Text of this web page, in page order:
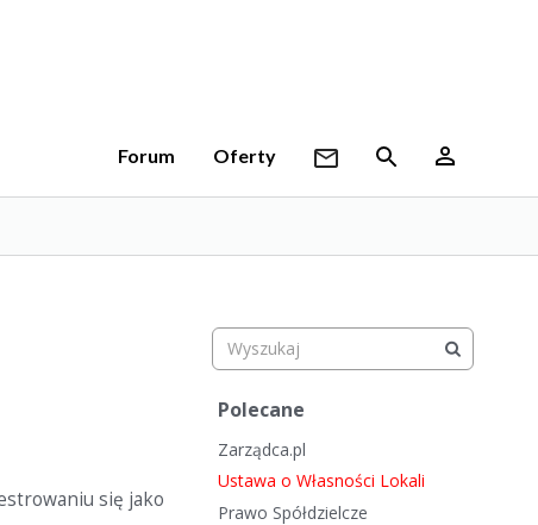
Forum Oferty
się jako
S
y
b
k
Polecane
Zarządca.pl
Ustawa o Własności Lokali
Prawo Spółdzielcze